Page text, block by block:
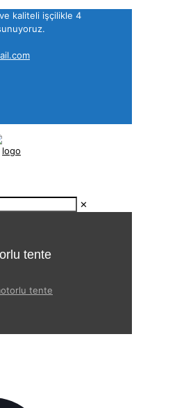
kaliteli işçilikle 4
✕
tente
tente